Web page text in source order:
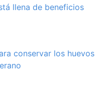
llena de beneficios
conservar los huevos